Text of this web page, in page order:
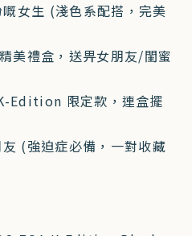
女生 (淺色系配搭，完美
美禮盒，送畀女朋友/閨蜜
Edition 限定款，連盒擺
(強迫症必備，一對收藏